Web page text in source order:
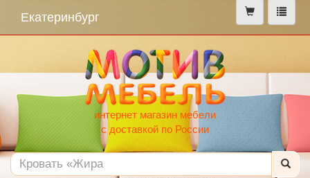
меню
Екатеринбург
интернет магазин мебели
с доставкой по России